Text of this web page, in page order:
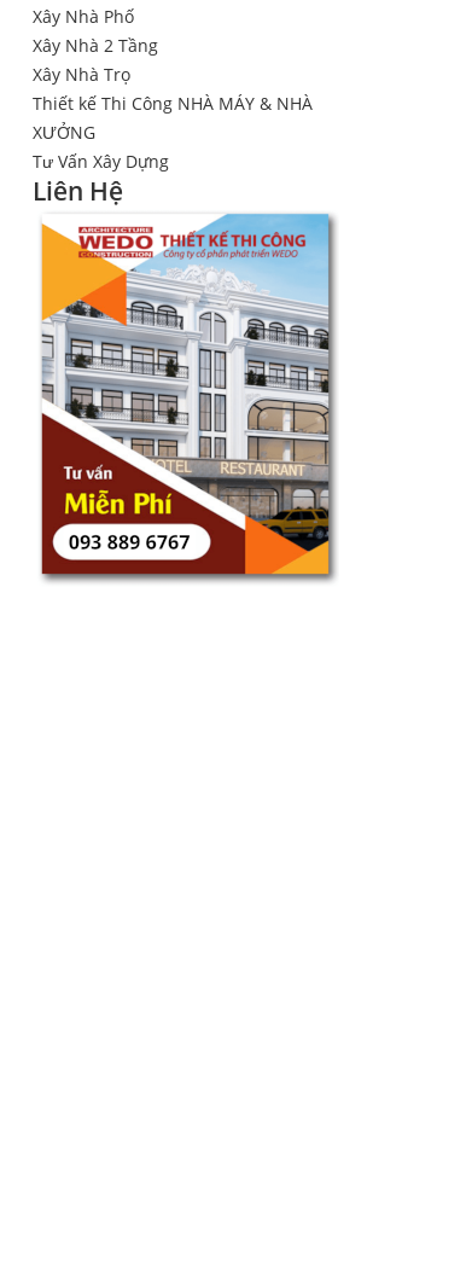
Xây Nhà Phố
Xây Nhà 2 Tầng
Xây Nhà Trọ
Thiết kế Thi Công NHÀ MÁY & NHÀ
XƯỞNG
Tư Vấn Xây Dựng
Liên Hệ